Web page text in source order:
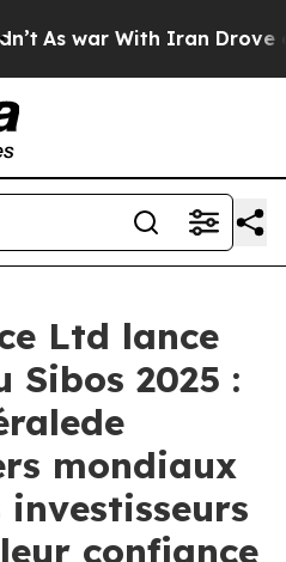
As war With Iran Drove oil
Ltd lance
Sibos 2025 :
mondiaux
confiance